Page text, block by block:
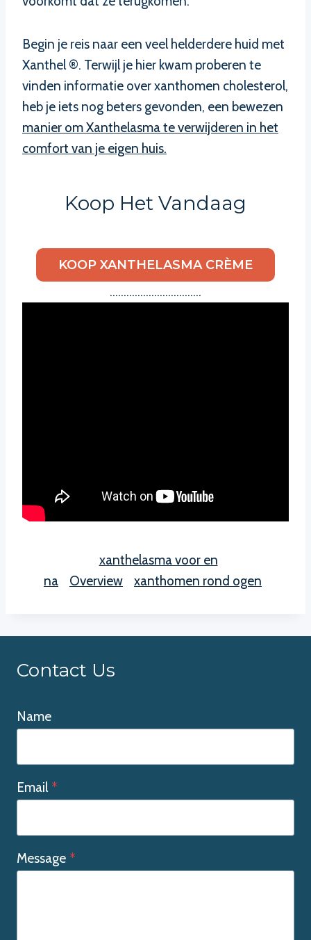
Begin je reis naar een veel helderdere huid met
Xanthel ®. Terwijl je hier kwam proberen te
vinden informatie over xanthomen cholesterol,
heb je iets nog beters gevonden, een bewezen
manier om Xanthelasma te verwijderen in het
comfort van je eigen huis.
Koop Het Vandaag
KOOP XANTHELASMA CRÈME
……………………………
xanthelasma voor en
na
Overview xanthomen rond ogen
Contact Us
Name
Email *
Message *